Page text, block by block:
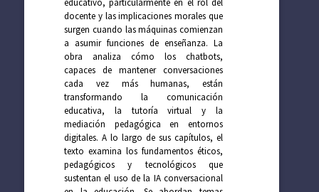
docente y las implicaciones morales que
surgen cuando las máquinas comienzan
a asumir funciones de enseñanza. La
obra analiza cómo los chatbots,
capaces de mantener conversaciones
cada vez más humanas, están
transformando la comunicación
educativa, la tutoría virtual y la
mediación pedagógica en entornos
digitales. A lo largo de sus capítulos, el
texto examina los fundamentos éticos,
pedagógicos y tecnológicos que
sustentan el uso de la IA conversacional